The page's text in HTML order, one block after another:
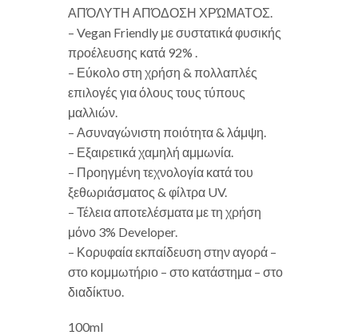
ΑΠΌΛΥΤΗ ΑΠΌΔΟΣΗ ΧΡΏΜΑΤΟΣ.
– Vegan Friendly με συστατικά φυσικής
προέλευσης κατά 92% .
– Εύκολο στη χρήση & πολλαπλές
επιλογές για όλους τους τύπους
μαλλιών.
– Ασυναγώνιστη ποιότητα & λάμψη.
– Εξαιρετικά χαμηλή αμμωνία.
– Προηγμένη τεχνολογία κατά του
ξεθωριάσματος & φίλτρα UV.
– Τέλεια αποτελέσματα με τη χρήση
μόνο 3% Developer.
– Κορυφαία εκπαίδευση στην αγορά –
στο κομμωτήριο – στο κατάστημα – στο
διαδίκτυο.
100ml